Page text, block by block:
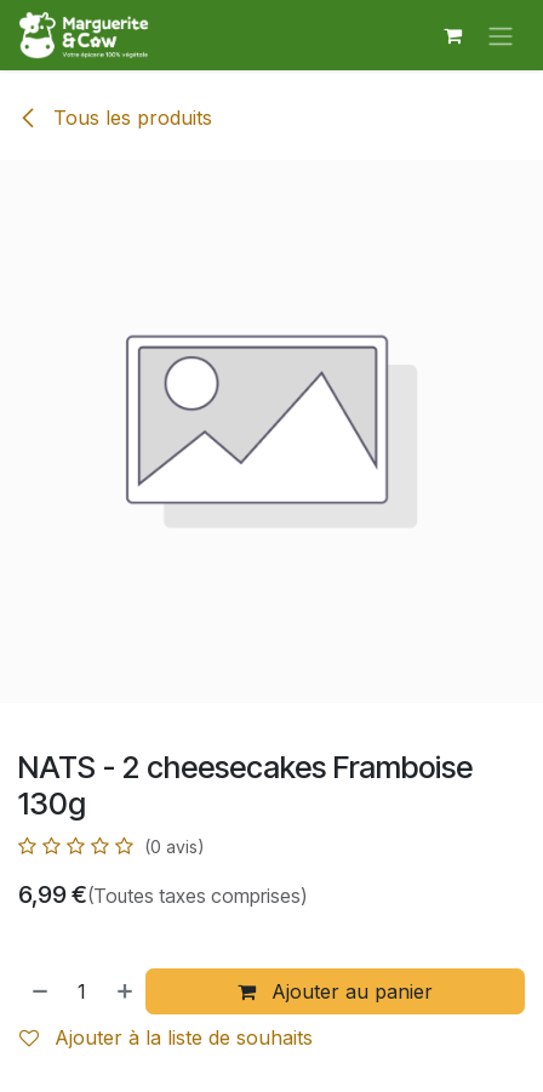
Se rendre au contenu
Tous les produits
NATS - 2 cheesecakes Framboise
130g
(0 avis)
6,99€(Toutes taxes comprises)
Ajouter au panier
Ajouter à la liste de souhaits